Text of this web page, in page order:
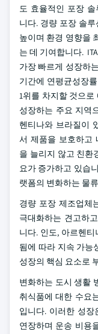
도 효율적인 포장
니다. 경량 포장 솔
높이며 환경 영향을
는 데 기여합니다.
가장 빠르게 성장하
기간에 연평균성장
1위를 차지할 것으
성장하는 주요 지역
헨티나와 브라질이
서 제품을 보호하고
을 늘리지 않고 친환
요가 증가하고 있습
랫폼의 변화하는 물
경량 포장 제조업체
극대화하는 견고하
니다. 인도, 아르헨
됨에 따라 지속 가능
성장의 핵심 요소로
변화하는 도시 생활
취식품에 대한 수요
입니다. 이러한 성
연장하며 운송 비용